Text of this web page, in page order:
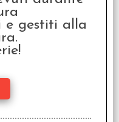
LCG:
e gestiti alla